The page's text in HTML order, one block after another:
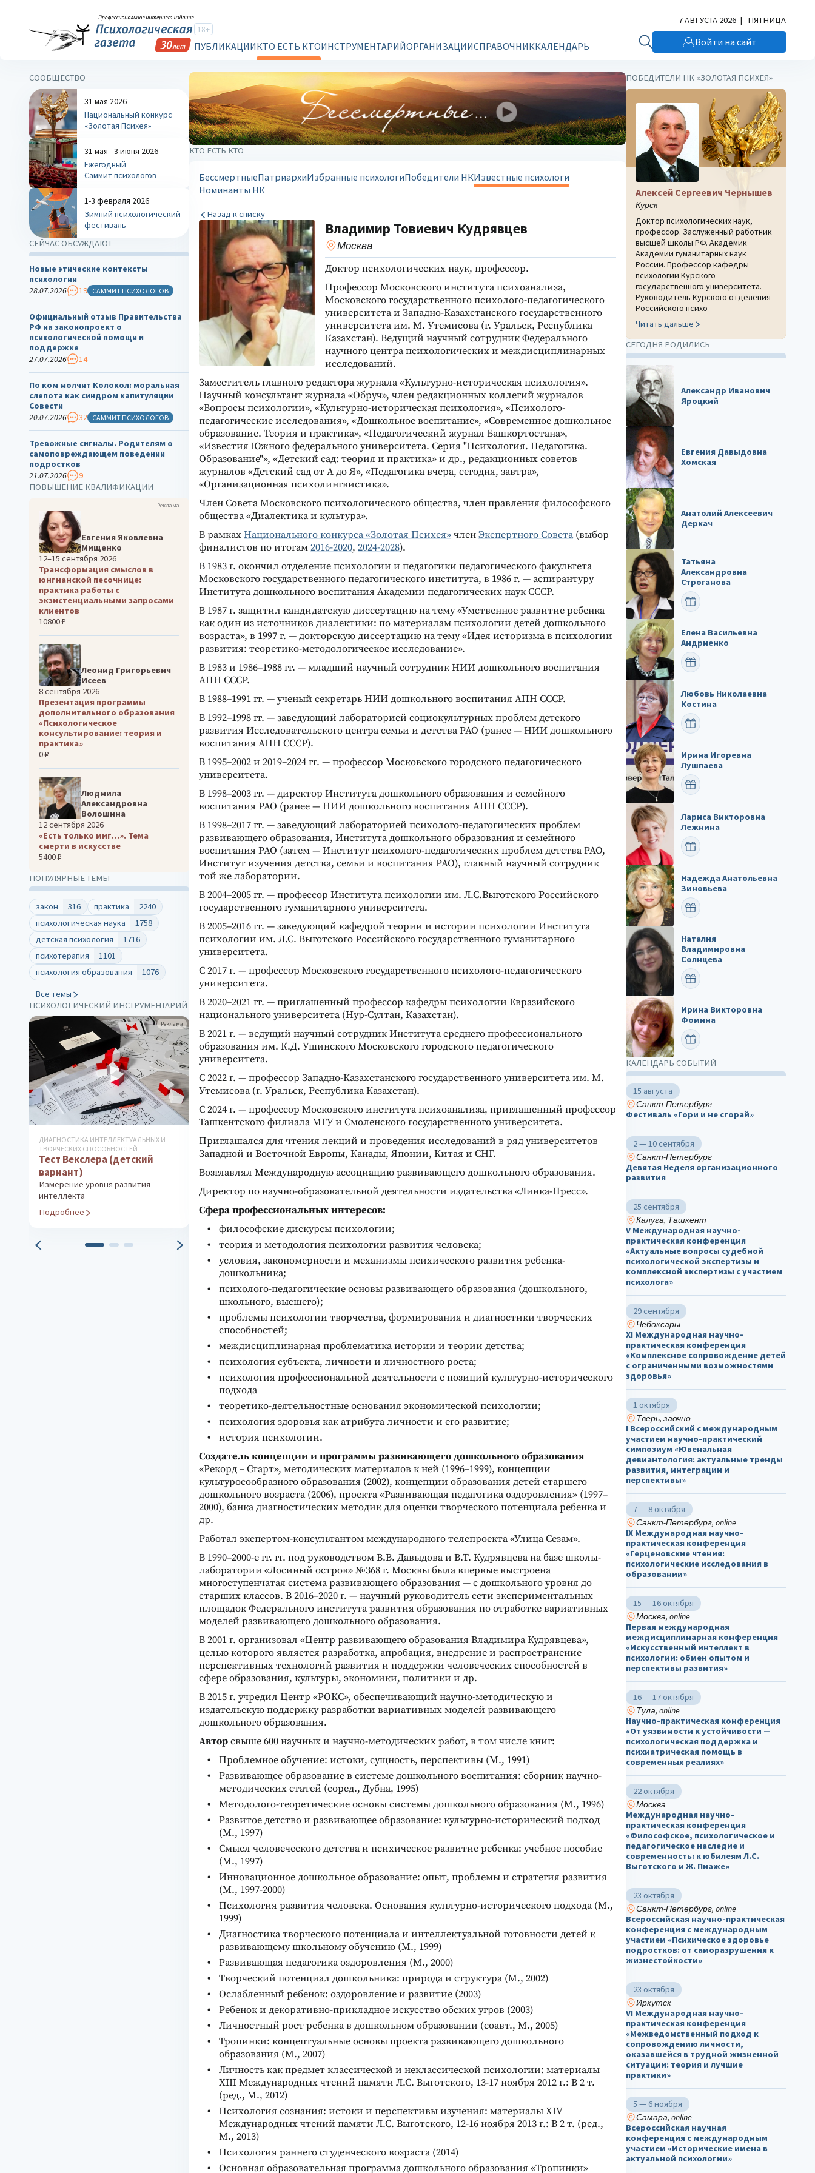
18+
ПУБЛИКАЦИИКТО ЕСТЬ КТОИНСТРУМЕНТАРИЙОРГАНИЗАЦИИСПРАВОЧНИККАЛЕНДАРЬ
7 АВГУСТА 2026 | ПЯТНИЦА
Войти на сайт
КТО ЕСТЬ КТО
БессмертныеПатриархиИзбранные психологиПобедители НКИзвестные психологи
Номинанты НК
Назад к списку
Владимир Товиевич Кудрявцев
Москва
Доктор психологических наук, профессор.
Профессор Московского института психоанализа,
Московского государственного психолого-педагогического
университета и Западно-Казахстанского государственного
университета им. М. Утемисова (г. Уральск, Республика
Казахстан). Ведущий научный сотрудник Федерального
научного центра психологических и междисциплинарных
исследований.
Заместитель главного редактора журнала «Культурно-историческая психология».
Научный консультант журнала «Обруч», член редакционных коллегий журналов
«Вопросы психологии», «Культурно-историческая психология», «Психолого-
педагогические исследования», «Дошкольное воспитание», «Современное дошкольное
образование. Теория и практика», «Педагогический журнал Башкортостана»,
«Известия Южного федерального университета. Серия "Психология. Педагогика.
Образование"», «Детский сад: теория и практика» и др., редакционных советов
журналов «Детский сад от А до Я», «Педагогика вчера, сегодня, завтра»,
«Организационная психолингвистика».
Член Совета Московского психологического общества, член правления философского
общества «Диалектика и культура».
В рамкахНационального конкурса «Золотая Психея»членЭкспертного Совета (выбор
финалистов по итогам2016-2020, 2024-2028).
В 1983 г. окончил отделение психологии и педагогики педагогического факультета
Московского государственного педагогического института, в 1986 г. — аспирантуру
Института дошкольного воспитания Академии педагогических наук СССР.
В 1987 г. защитил кандидатскую диссертацию на тему «Умственное развитие ребенка
как один из источников диалектики: по материалам психологии детей дошкольного
возраста», в 1997 г. — докторскую диссертацию на тему «Идея историзма в психологии
развития: теоретико-методологическое исследование».
В 1983 и 1986–1988 гг. — младший научный сотрудник НИИ дошкольного воспитания
АПН СССР.
В 1988–1991 гг. — ученый секретарь НИИ дошкольного воспитания АПН СССР.
В 1992–1998 гг. — заведующий лабораторией социокультурных проблем детского
развития Исследовательского центра семьи и детства РАО (ранее — НИИ дошкольного
воспитания АПН СССР).
В 1995–2002 и 2019–2024 гг. — профессор Московского городского педагогического
университета.
В 1998–2003 гг. — директор Института дошкольного образования и семейного
воспитания РАО (ранее — НИИ дошкольного воспитания АПН СССР).
В 1998–2017 гг. — заведующий лабораторией психолого-педагогических проблем
развивающего образования, Института дошкольного образования и семейного
воспитания РАО (затем — Институт психолого-педагогических проблем детства РАО,
Институт изучения детства, семьи и воспитания РАО), главный научный сотрудник
той же лаборатории.
В 2004–2005 гг. — профессор Института психологии им. Л.С.Выготского Российского
государственного гуманитарного университета.
В 2005–2016 гг. — заведующий кафедрой теории и истории психологии Института
психологии им. Л.С. Выготского Российского государственного гуманитарного
университета.
С 2017 г. — профессор Московского государственного психолого-педагогического
университета.
В 2020–2021 гг. — приглашенный профессор кафедры психологии Евразийского
национального университета (Нур-Султан, Казахстан).
В 2021 г. — ведущий научный сотрудник Института среднего профессионального
образования им. К.Д. Ушинского Московского городского педагогического
университета.
С 2022 г. — профессор Западно-Казахстанского государственного университета им. М.
Утемисова (г. Уральск, Республика Казахстан).
С 2024 г. — профессор Московского института психоанализа, приглашенный профессор
Ташкентского филиала МГУ и Смоленского государственного университета.
Приглашался для чтения лекций и проведения исследований в ряд университетов
Западной и Восточной Европы, Канады, Японии, Китая и СНГ.
Возглавлял Международную ассоциацию развивающего дошкольного образования.
Директор по научно-образовательной деятельности издательства «Линка-Пресс».
Сфера профессиональных интересов:
философские дискурсы психологии;
теория и методология психологии развития человека;
условия, закономерности и механизмы психического развития ребенка-
дошкольника;
психолого-педагогические основы развивающего образования (дошкольного,
школьного, высшего);
проблемы психологии творчества, формирования и диагностики творческих
способностей;
междисциплинарная проблематика истории и теории детства;
психология субъекта, личности и личностного роста;
психология профессиональной деятельности с позиций культурно-исторического
подхода
теоретико-деятельностные основания экономической психологии;
психология здоровья как атрибута личности и его развитие;
история психологии.
Создатель концепции и программы развивающего дошкольного образования
«Рекорд – Старт», методических материалов к ней (1996–1999), концепции
культуросообразного образования (2002), концепции образования детей старшего
дошкольного возраста (2006), проекта «Развивающая педагогика оздоровления» (1997–
2000), банка диагностических методик для оценки творческого потенциала ребенка и
др.
Работал экспертом-консультантом международного телепроекта «Улица Сезам».
В 1990–2000-e гг. гг. под руководством В.В. Давыдова и В.Т. Кудрявцева на базе школы-
лаборатории «Лосиный остров» №368 г. Москвы была впервые выстроена
многоступенчатая система развивающего образования — с дошкольного уровня до
старших классов. В 2016–2020 г. — научный руководитель сети экспериментальных
площадок Федерального института развития образования по отработке вариативных
моделей развивающего дошкольного образования.
В 2001 г. организовал «Центр развивающего образования Владимира Кудрявцева»,
целью которого является разработка, апробация, внедрение и распространение
перспективных технологий развития и поддержки человеческих способностей в
сфере образования, культуры, экономики, политики и др.
В 2015 г. учредил Центр «РОКС», обеспечивающий научно-методическую и
издательскую поддержку разработки вариативных моделей развивающего
дошкольного образования.
Авторсвыше 600 научных и научно-методических работ, в том числе книг:
Проблемное обучение: истоки, сущность, перспективы (М., 1991)
Развивающее образование в системе дошкольного воспитания: сборник научно-
методических статей (соред., Дубна, 1995)
Методолого-теоретические основы системы дошкольного образования (М., 1996)
Развитое детство и развивающее образование: культурно-исторический подход
(М., 1997)
Смысл человеческого детства и психическое развитие ребенка: учебное пособие
(М., 1997)
Инновационное дошкольное образование: опыт, проблемы и стратегия развития
(М., 1997-2000)
Психология развития человека. Основания культурно-исторического подхода (М.,
1999)
Диагностика творческого потенциала и интеллектуальной готовности детей к
развивающему школьному обучению (М., 1999)
Развивающая педагогика оздоровления (М., 2000)
Творческий потенциал дошкольника: природа и структура (М., 2002)
Ослабленный ребенок: оздоровление и развитие (2003)
Ребенок и декоративно-прикладное искусство обских угров (2003)
Личностный рост ребенка в дошкольном образовании (соавт., М., 2005)
Тропинки: концептуальные основы проекта развивающего дошкольного
образования (М., 2007)
Личность как предмет классической и неклассической психологии: материалы
XIII Международных чтений памяти Л.С. Выготского, 13-17 ноября 2012 г.: В 2 т.
(ред., М., 2012)
Психология сознания: истоки и перспективы изучения: материалы XIV
Международных чтений памяти Л.С. Выготского, 12-16 ноября 2013 г.: В 2 т. (ред.,
М., 2013)
Психология раннего студенческого возраста (2014)
Основная образовательная программа дошкольного образования «Тропинки»
СООБЩЕСТВО
31 мая 2026
Национальный конкурс
«Золотая Психея»
31 мая - 3 июня 2026
Ежегодный
Саммит психологов
1-3 февраля 2026
Зимний психологический
фестиваль
СЕЙЧАС ОБСУЖДАЮТ
Новые этические контексты
психологии
28.07.2026
19 САММИТ ПСИХОЛОГОВ
Официальный отзыв Правительства
РФ на законопроект о
психологической помощи и
поддержке
27.07.2026
14
По ком молчит Колокол: моральная
слепота как синдром капитуляции
Совести
20.07.2026
32 САММИТ ПСИХОЛОГОВ
Тревожные сигналы. Родителям о
самоповреждающем поведении
подростков
21.07.2026
9
ПОВЫШЕНИЕ КВАЛИФИКАЦИИ
Реклама
Евгения Яковлевна
Мищенко
12–15 сентября 2026
Трансформация смыслов в
юнгианской песочнице:
практика работы с
экзистенциальными запросами
клиентов
10800 ₽
Леонид Григорьевич
Исеев
8 сентября 2026
Презентация программы
дополнительного образования
«Психологическое
консультирование: теория и
практика»
0 ₽
Людмила
Александровна
Волошина
12 сентября 2026
«Есть только миг…». Тема
смерти в искусстве
5400 ₽
ПОПУЛЯРНЫЕ ТЕМЫ
закон 316 практика
2240
психологическая наука
1758
детская психология
1716
психотерапия
1101
психология образования
1076
Все темы
ПСИХОЛОГИЧЕСКИЙ ИНСТРУМЕНТАРИЙ
Реклама
ДИАГНОСТИКА ИНТЕЛЛЕКТУАЛЬНЫХ И
ТВОРЧЕСКИХ СПОСОБНОСТЕЙ
Тест Векслера (детский
вариант)
Измерение уровня развития
интеллекта
Подробнее
РАЗВИТИЕ ТВОРЧЕСКИХ СПОСОБНОСТЕЙ
Курс развития творческого
мышления для детей 5–8
лет
Программа развивающих занятий
Подробнее
ДИАГНОСТИКА ОСОБЕННОСТЕЙ
ЛИЧНОСТИ
Проективная методика
«Hand-тест»
деструктивному поведению
Подробнее
ПОБЕДИТЕЛИ НК «ЗОЛОТАЯ ПСИХЕЯ»
Алексей Сергеевич Чернышев
Курск
Доктор психологических наук,
профессор. Заслуженный работник
высшей школы РФ. Академик
Академии гуманитарных наук
России. Профессор кафедры
психологии Курского
государственного университета.
Руководитель Курского отделения
Российского психо
Читать дальше
СЕГОДНЯ РОДИЛИСЬ
Александр Иванович
Яроцкий
Евгения Давыдовна
Хомская
Анатолий Алексеевич
Деркач
Татьяна
Александровна
Строганова
ПОЗДРАВИТЬ
Елена Васильевна
Андриенко
ПОЗДРАВИТЬ
Любовь Николаевна
Костина
ПОЗДРАВИТЬ
Ирина Игоревна
Лушпаева
ПОЗДРАВИТЬ
Лариса Викторовна
Лежнина
ПОЗДРАВИТЬ
Надежда Анатольевна
Зиновьева
ПОЗДРАВИТЬ
Наталия
Владимировна
Солнцева
ПОЗДРАВИТЬ
Ирина Викторовна
Фомина
ПОЗДРАВИТЬ
КАЛЕНДАРЬ СОБЫТИЙ
15 августа
Санкт-Петербург
Фестиваль «Гори и не сгорай»
2 — 10 сентября
Санкт-Петербург
Девятая Неделя организационного
развития
25 сентября
Калуга, Ташкент
V Международная научно-
практическая конференция
«Актуальные вопросы судебной
психологической экспертизы и
комплексной экспертизы с участием
психолога»
29 сентября
Чебоксары
ХΙ Международная научно-
практическая конференция
«Комплексное сопровождение детей
с ограниченными возможностями
здоровья»
1 октября
Тверь, заочно
I Всероссийский с международным
участием научно-практический
симпозиум «Ювенальная
девиантология: актуальные тренды
развития, интеграции и
перспективы»
7 — 8 октября
Санкт-Петербург, online
IX Международная научно-
практическая конференция
«Герценовские чтения:
психологические исследования в
образовании»
15 — 16 октября
Москва, online
Первая международная
междисциплинарная конференция
«Искусственный интеллект в
психологии: обмен опытом и
перспективы развития»
16 — 17 октября
Тула, online
Научно-практическая конференция
«От уязвимости к устойчивости —
психологическая поддержка и
психиатрическая помощь в
современных реалиях»
22 октября
Москва
Международная научно-
практическая конференция
«Философское, психологическое и
педагогическое наследие и
современность: к юбилеям Л.С.
Выготского и Ж. Пиаже»
23 октября
Санкт-Петербург, online
Всероссийская научно-практическая
конференция с международным
участием «Психическое здоровье
подростков: от саморазрушения к
жизнестойкости»
23 октября
Иркутск
VI Международная научно-
практическая конференция
«Межведомственный подход к
сопровождению личности,
оказавшейся в трудной жизненной
ситуации: теория и лучшие
практики»
5 — 6 ноября
Самара, online
Всероссийская научная
конференция с международным
участием «Исторические имена в
актуальной психологии»